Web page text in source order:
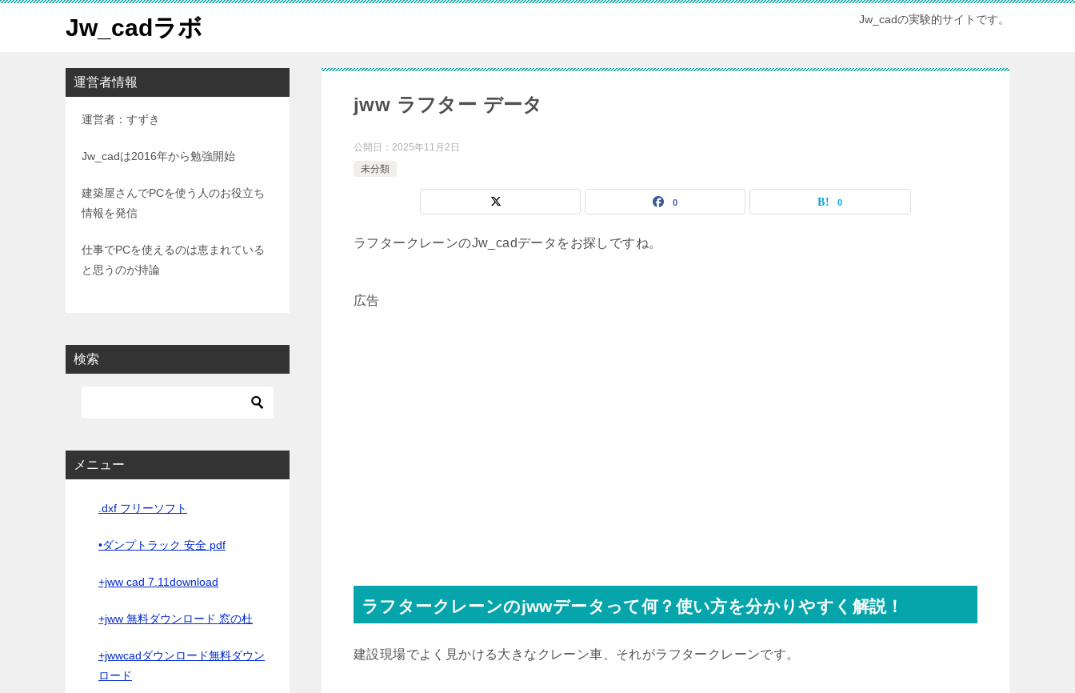
Jw_cadラボ Jw_cadの実験的サイトです。
jww ラフター データ
公開日： 2025年11月2日
未分類
0 0
ラフタークレーンのJw_cadデータをお探しですね。
広告
ラフタークレーンのjwwデータって何？使い方を分かりやすく解説！
建設現場でよく見かける大きなクレーン車、それがラフタークレーンです。
運営者情報
運営者：すずき
Jw_cadは2016年から勉強開始
建築屋さんでPCを使う人のお役立ち
情報を発信
仕事でPCを使えるのは恵まれている
と思うのが持論
検索
メニュー
.dxf フリーソフト
•ダンプトラック 安全 pdf
+jww cad 7.11download
+jww 無料ダウンロード 窓の杜
+jwwcadダウンロード無料ダウン
ロード